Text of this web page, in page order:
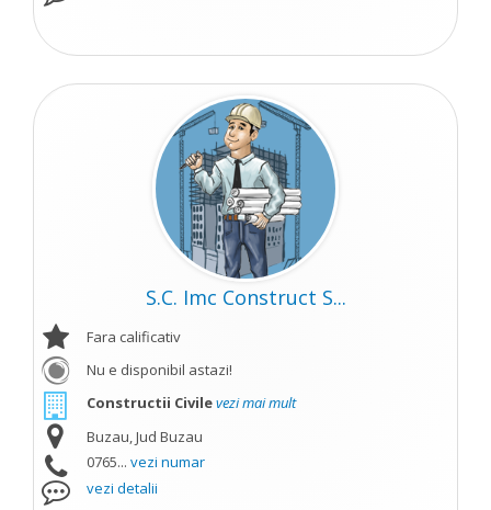
S.C. Imc Construct S...
Fara calificativ
Nu e disponibil astazi!
Constructii Civilevezi mai mult
Buzau, Jud Buzau
0765... vezi numar
vezi detalii